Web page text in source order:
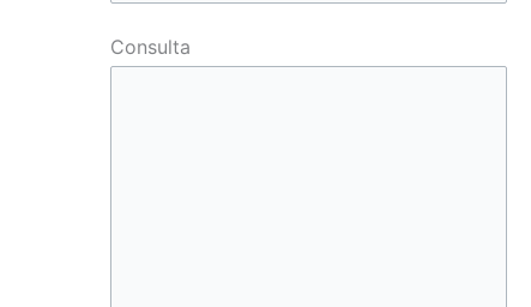
Consulta